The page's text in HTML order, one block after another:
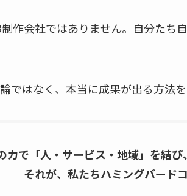
作会社ではありません。自分たち
ではなく、本当に成果が出る方法を
力で「人・サービス・地域」を結び
それが、私たちハミングバード